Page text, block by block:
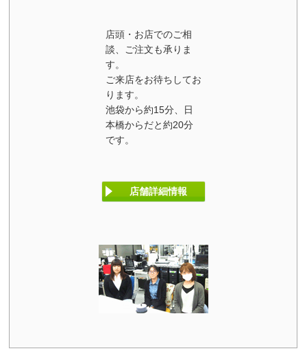
店頭・お店でのご相
談、ご注文も承りま
す。
ご来店をお待ちしてお
ります。
池袋から約15分、日
本橋からだと約20分
です。
店舗詳細情報